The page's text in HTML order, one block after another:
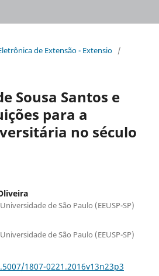
de Extensão - Extensio /
Sousa Santos e
para a
no século
de São Paulo (EEUSP-SP)
de São Paulo (EEUSP-SP)
1807-0221.2016v13n23p3